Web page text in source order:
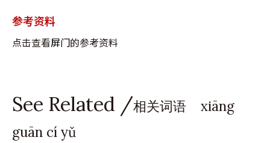
参考资料
点击查看屏门的参考资料
See Related /相关词语 xiāng
guān cí yǔ